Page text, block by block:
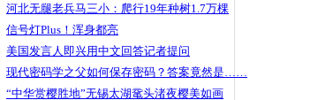
河北无腿老兵马三小：爬行19年种树1.7万棵
信号灯Plus！浑身都亮
美国发言人即兴用中文回答记者提问
现代密码学之父如何保存密码？答案竟然是……
“中华赏樱胜地”无锡太湖鼋头渚夜樱美如画